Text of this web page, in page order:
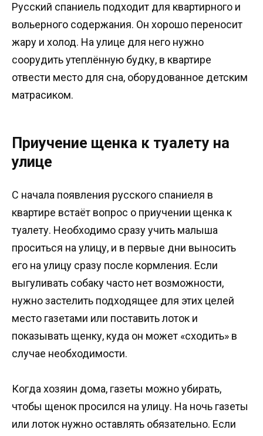
Русский спаниель подходит для квартирного и
вольерного содержания. Он хорошо переносит
жару и холод. На улице для него нужно
соорудить утеплённую будку, в квартире
отвести место для сна, оборудованное детским
матрасиком.
Приучение щенка к туалету на
улице
С начала появления русского спаниеля в
квартире встаёт вопрос о приучении щенка к
туалету. Необходимо сразу учить малыша
проситься на улицу, и в первые дни выносить
его на улицу сразу после кормления. Если
выгуливать собаку часто нет возможности,
нужно застелить подходящее для этих целей
место газетами или поставить лоток и
показывать щенку, куда он может «сходить» в
случае необходимости.
Когда хозяин дома, газеты можно убирать,
чтобы щенок просился на улицу. На ночь газеты
или лоток нужно оставлять обязательно. Если